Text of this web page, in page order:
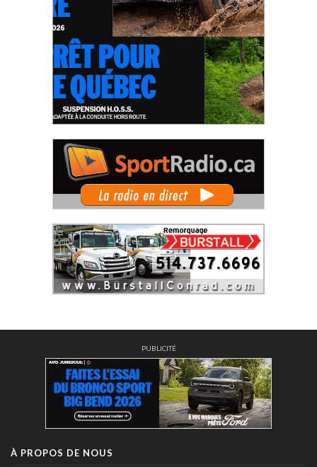
PUBLICITÉ
À PROPOS DE NOUS